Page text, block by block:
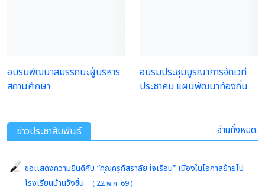
อบรมพัฒนาสมรรถนะผู้บริหาร
สถานศึกษา
อบรมประชุมบูรณาการจัดเวที
ประชาคม แผนพัฒนาท้องถิ่น
ข่าวประชาสัมพันธ์ อ่านทั้งหมด.
ขอเเสดงความยินดีกับ “คุณครูภัสราลัย ใจเรือน” เนื่องในโอกาสย้ายไป
โรงเรียนบ้านวังชิ้น
( 22 พ.ค. 69 )